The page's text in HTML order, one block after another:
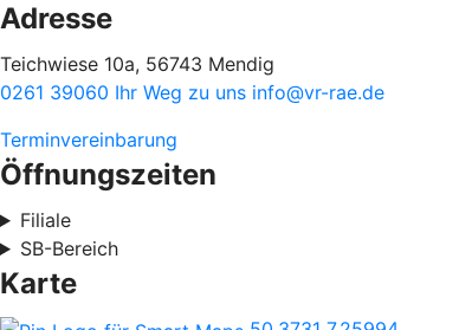
Adresse
Teichwiese 10a, 56743 Mendig
0261 39060 Ihr Weg zu uns info@vr-rae.de
Terminvereinbarung
Öffnungszeiten
Filiale
SB-Bereich
Karte